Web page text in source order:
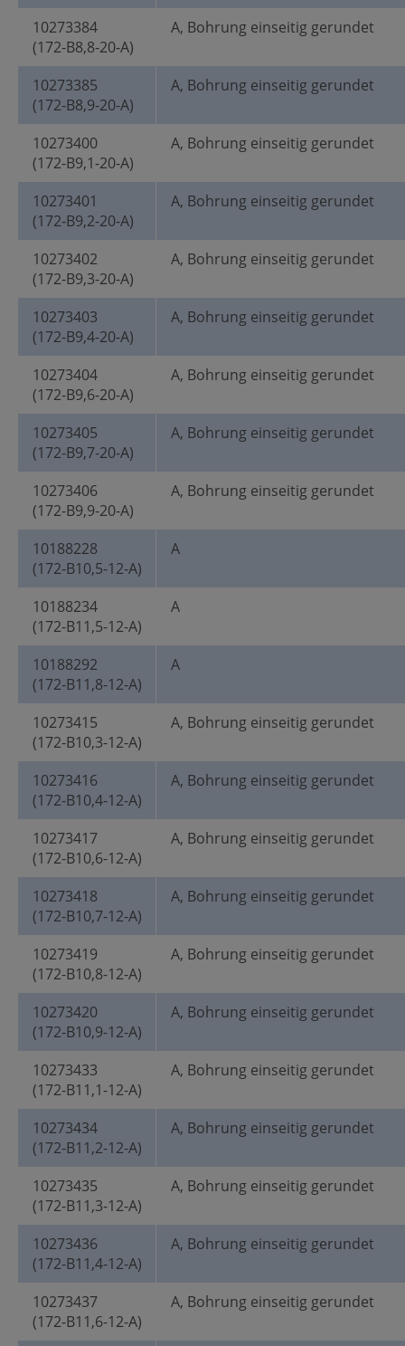
10273384
(172-B8,8-20-A)
A, Bohrung einseitig gerundet
10273385
(172-B8,9-20-A)
A, Bohrung einseitig gerundet
10273400
(172-B9,1-20-A)
A, Bohrung einseitig gerundet
10273401
(172-B9,2-20-A)
A, Bohrung einseitig gerundet
10273402
(172-B9,3-20-A)
A, Bohrung einseitig gerundet
10273403
(172-B9,4-20-A)
A, Bohrung einseitig gerundet
10273404
(172-B9,6-20-A)
A, Bohrung einseitig gerundet
10273405
(172-B9,7-20-A)
A, Bohrung einseitig gerundet
10273406
(172-B9,9-20-A)
A, Bohrung einseitig gerundet
10188228
(172-B10,5-12-A)
A
10188234
(172-B11,5-12-A)
A
10188292
(172-B11,8-12-A)
A
10273415
(172-B10,3-12-A)
A, Bohrung einseitig gerundet
10273416
(172-B10,4-12-A)
A, Bohrung einseitig gerundet
10273417
(172-B10,6-12-A)
A, Bohrung einseitig gerundet
10273418
(172-B10,7-12-A)
A, Bohrung einseitig gerundet
10273419
(172-B10,8-12-A)
A, Bohrung einseitig gerundet
10273420
(172-B10,9-12-A)
A, Bohrung einseitig gerundet
10273433
(172-B11,1-12-A)
A, Bohrung einseitig gerundet
10273434
(172-B11,2-12-A)
A, Bohrung einseitig gerundet
10273435
(172-B11,3-12-A)
A, Bohrung einseitig gerundet
10273436
(172-B11,4-12-A)
A, Bohrung einseitig gerundet
10273437
(172-B11,6-12-A)
A, Bohrung einseitig gerundet